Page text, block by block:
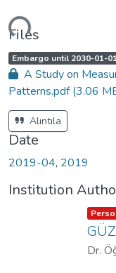
Files
A
c
c
e
s
s
a
t
u
:
Embargo until 2030-01-
A Study on
Patterns.pdf(3.06
Alıntıla
Date
2019-04, 2019
Institution
Item
Dr.